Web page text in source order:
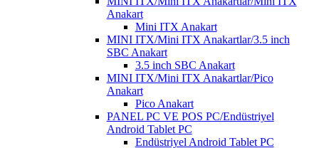
Anakart
Mini ITX Anakart
MINI ITX/Mini ITX Anakartlar/3.5 inch
SBC Anakart
3.5 inch SBC Anakart
MINI ITX/Mini ITX Anakartlar/Pico
Anakart
Pico Anakart
PANEL PC VE POS PC/Endüstriyel
Android Tablet PC
Endüstriyel Android Tablet PC